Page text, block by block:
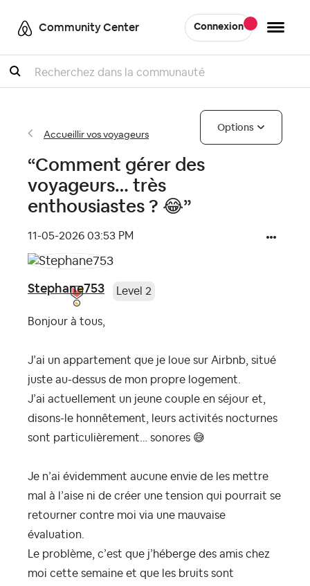
Community Center Connexion
Recherche
Accueillir vos voyageurs
Options
“Comment gérer des
voyageurs… très
enthousiastes ? 😂”
‎11-05-2026 03:53 PM
Stephane753 Level 2
Bonjour à tous,
J’ai un appartement que je loue sur Airbnb, situé
juste au-dessus de mon propre logement.
J’ai actuellement un jeune couple en séjour et,
disons-le honnêtement, leurs activités nocturnes
sont particulièrement… sonores 😅
Je n’ai évidemment aucune envie de les mettre
mal à l’aise ni de créer une tension qui pourrait se
retourner contre moi via une mauvaise
évaluation.
Le problème, c’est que j’héberge des amis chez
moi cette semaine et que les bruits sont